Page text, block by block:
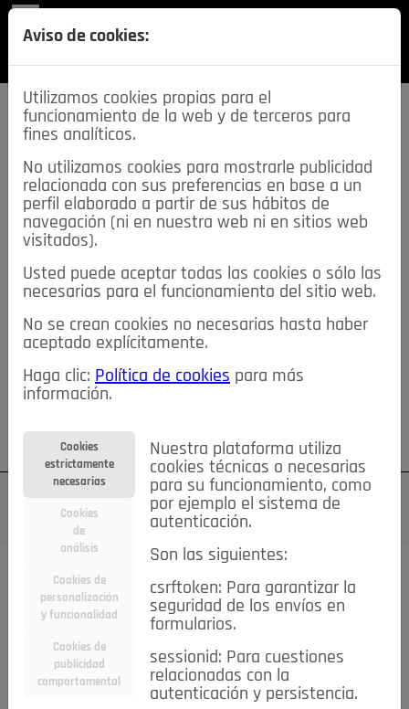
SECCIONES
descarga esta
REVISTA
≡NOTICIAS
NOTICIAS SERVICIOS DE INTERÉS
TABLÓN DE ANUNCIOS MIS ANUNCIOS CONTACTO
NOSOTROS
Su cuenta Regístrese ¿Olvidó su contraseña?
TODAS Deporte Bicicletas Deportes y Ocio
Electrodomésticos
Niños y Bebés Inmobiliaria Construcción y Reformas
Moda Accesorios Ropa Motor
Aviso de cookies:
Utilizamos cookies propias para el
funcionamiento de la web y de terceros para
fines analíticos.
No utilizamos cookies para mostrarle publicidad
relacionada con sus preferencias en base a un
perfil elaborado a partir de sus hábitos de
navegación (ni en nuestra web ni en sitios web
visitados).
Usted puede aceptar todas las cookies o sólo las
necesarias para el funcionamiento del sitio web.
No se crean cookies no necesarias hasta haber
aceptado explícitamente.
Haga clic: Política de cookies para más
información.
Cookies
estrictamente
necesarias
Cookies
de
análisis
Cookies de
personalización
y funcionalidad
Cookies de
publicidad
comportamental
Nuestra plataforma utiliza
cookies técnicas o necesarias
para su funcionamiento, como
por ejemplo el sistema de
autenticación.
Son las siguientes:
csrftoken: Para garantizar la
seguridad de los envíos en
formularios.
sessionid: Para cuestiones
relacionadas con la
autenticación y persistencia.